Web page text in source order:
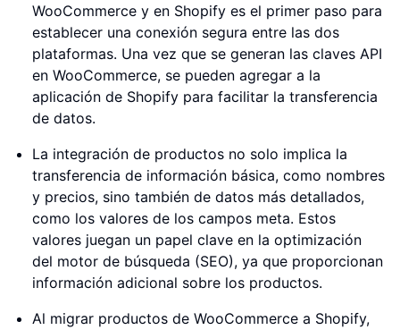
WooCommerce y en Shopify es el primer paso para
establecer una conexión segura entre las dos
plataformas. Una vez que se generan las claves API
en WooCommerce, se pueden agregar a la
aplicación de Shopify para facilitar la transferencia
de datos.
La integración de productos no solo implica la
transferencia de información básica, como nombres
y precios, sino también de datos más detallados,
como los valores de los campos meta. Estos
valores juegan un papel clave en la optimización
del motor de búsqueda (SEO), ya que proporcionan
información adicional sobre los productos.
Al migrar productos de WooCommerce a Shopify,